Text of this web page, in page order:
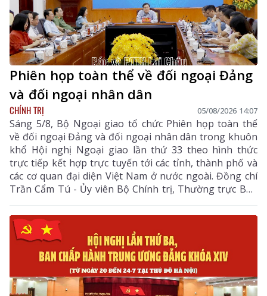
Phiên họp toàn thể về đối ngoại Đảng
và đối ngoại nhân dân
CHÍNH TRỊ 05/08/2026 14:07
Sáng 5/8, Bộ Ngoại giao tổ chức Phiên họp toàn thể
về đối ngoại Đảng và đối ngoại nhân dân trong khuôn
khổ Hội nghị Ngoại giao lần thứ 33 theo hình thức
trực tiếp kết hợp trực tuyến tới các tỉnh, thành phố và
các cơ quan đại diện Việt Nam ở nước ngoài. Đồng chí
Trần Cẩm Tú - Ủy viên Bộ Chính trị, Thường trực Ban
Bí thư dự và chỉ đạo Phiên họp. Dự còn có đồng chí Lê
Hoài Trung - Ủy viên Bộ Chính trị, Bí thư Đảng ủy, Bộ
trưởng Bộ Ngoại giao; lãnh đạo các ban, bộ, ngành
Trung ương.